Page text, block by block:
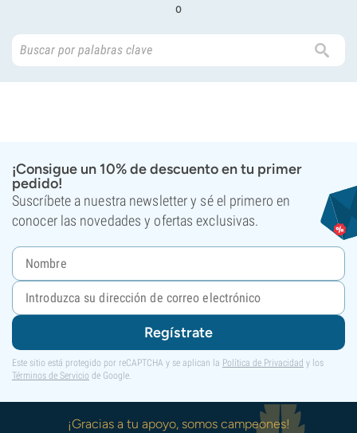
o
¡Consigue un 10% de descuento en tu primer
pedido!
Suscríbete a nuestra newsletter y sé el primero en
conocer las novedades y ofertas exclusivas.
Regístrate
Este sitio está protegido por reCAPTCHA y se aplican la Política de Privacidad y los
Términos de Servicio de Google.
¡Gracias a tu apoyo, somos campeones!